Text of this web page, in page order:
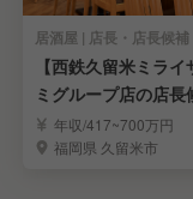
居酒屋 | 店長・店長候補
【西鉄久留米ミラ
ミグループ店の店長
／未経験可
年収/417~700万円
福岡県 久留米市